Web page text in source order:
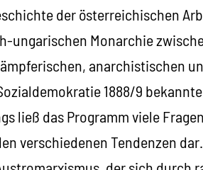
der österreichischen
ungarischen Monarchie
anarchistischen
1888/9
ließ das Programm viele
verschiedenen Tendenzen